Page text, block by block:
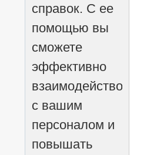
справок. С ее
помощью вы
сможете
эффективно
с вашим
персоналом и
повышать